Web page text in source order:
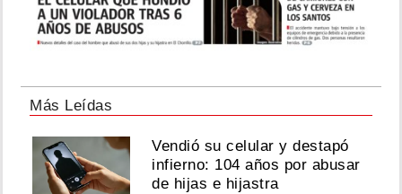
Más Leídas
Vendió su celular y destapó
infierno: 104 años por abusar
de hijas e hijastra